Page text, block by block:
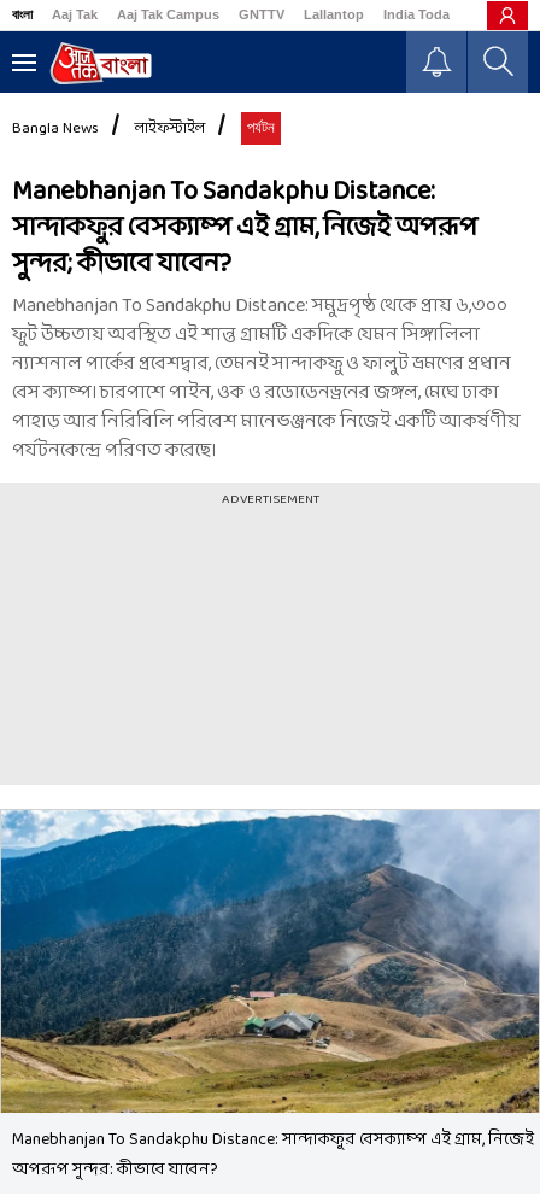
বাংলা Aaj Tak Aaj Tak Campus GNTTV Lallantop India Today Business
Bangla News লাইফস্টাইল পর্যটন
Manebhanjan To Sandakphu Distance:
সান্দাকফুর বেসক্যাম্প এই গ্রাম, নিজেই অপরূপ
সুন্দর; কীভাবে যাবেন?
Manebhanjan To Sandakphu Distance: সমুদ্রপৃষ্ঠ থেকে প্রায় ৬,৩০০
ফুট উচ্চতায় অবস্থিত এই শান্ত গ্রামটি একদিকে যেমন সিঙ্গালিলা
ন্যাশনাল পার্কের প্রবেশদ্বার, তেমনই সান্দাকফু ও ফালুট ভ্রমণের প্রধান
বেস ক্যাম্প। চারপাশে পাইন, ওক ও রডোডেনড্রনের জঙ্গল, মেঘে ঢাকা
পাহাড় আর নিরিবিলি পরিবেশ মানেভঞ্জনকে নিজেই একটি আকর্ষণীয়
পর্যটনকেন্দ্রে পরিণত করেছে।
ADVERTISEMENT
Manebhanjan To Sandakphu Distance: সান্দাকফুর বেসক্যাম্প এই গ্রাম, নিজেই
অপরূপ সুন্দর: কীভাবে যাবেন?